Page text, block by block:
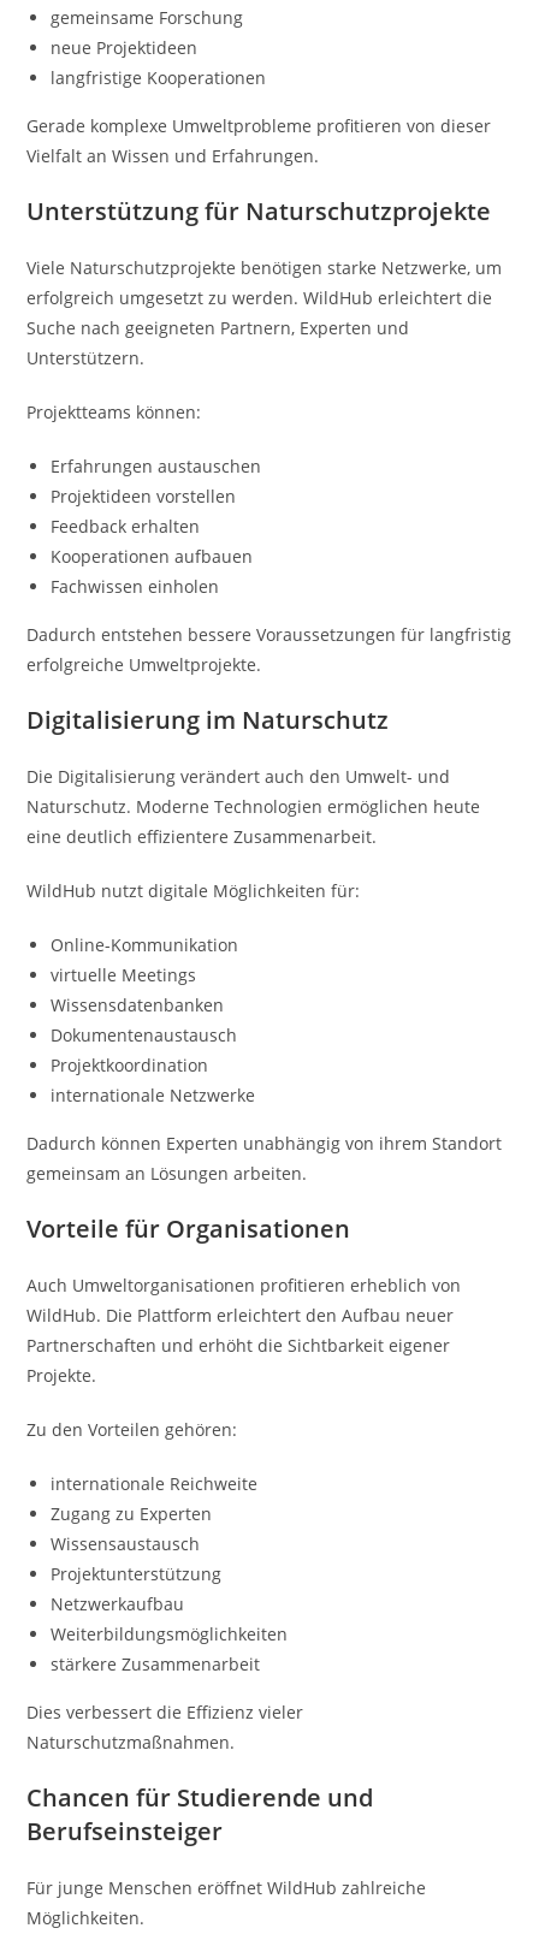
gemeinsame Forschung
neue Projektideen
langfristige Kooperationen
Gerade komplexe Umweltprobleme profitieren von dieser
Vielfalt an Wissen und Erfahrungen.
Unterstützung für Naturschutzprojekte
Viele Naturschutzprojekte benötigen starke Netzwerke, um
erfolgreich umgesetzt zu werden. WildHub erleichtert die
Suche nach geeigneten Partnern, Experten und
Unterstützern.
Projektteams können:
Erfahrungen austauschen
Projektideen vorstellen
Feedback erhalten
Kooperationen aufbauen
Fachwissen einholen
Dadurch entstehen bessere Voraussetzungen für langfristig
erfolgreiche Umweltprojekte.
Digitalisierung im Naturschutz
Die Digitalisierung verändert auch den Umwelt- und
Naturschutz. Moderne Technologien ermöglichen heute
eine deutlich effizientere Zusammenarbeit.
WildHub nutzt digitale Möglichkeiten für:
Online-Kommunikation
virtuelle Meetings
Wissensdatenbanken
Dokumentenaustausch
Projektkoordination
internationale Netzwerke
Dadurch können Experten unabhängig von ihrem Standort
gemeinsam an Lösungen arbeiten.
Vorteile für Organisationen
Auch Umweltorganisationen profitieren erheblich von
WildHub. Die Plattform erleichtert den Aufbau neuer
Partnerschaften und erhöht die Sichtbarkeit eigener
Projekte.
Zu den Vorteilen gehören:
internationale Reichweite
Zugang zu Experten
Wissensaustausch
Projektunterstützung
Netzwerkaufbau
Weiterbildungsmöglichkeiten
stärkere Zusammenarbeit
Dies verbessert die Effizienz vieler
Naturschutzmaßnahmen.
Chancen für Studierende und
Berufseinsteiger
Für junge Menschen eröffnet WildHub zahlreiche
Möglichkeiten.